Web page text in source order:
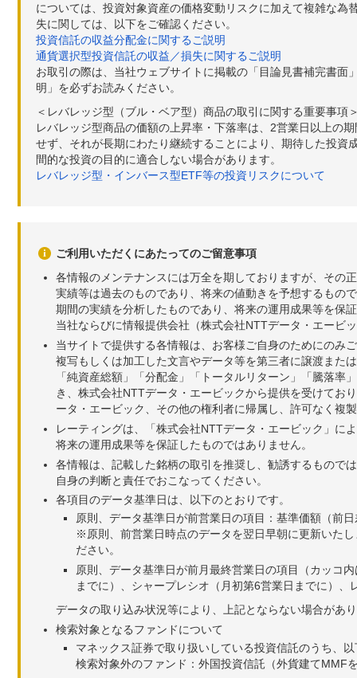
については、投資対象資産の価格変動リスクに加えて複雑な
失に関しては、以下をご確認ください。
投資信託の収益分配金に関するご説明
通貨選択型投資信託の収益／損失に関するご説明
お取引の際は、当社ウェブサイトに掲載の「目論見書補完書
明」を必ずお読みください。
＜レバレッジ型（ブル・ベア型）商品の取引に関する重要事項
レバレッジ型商品の価額の上昇率・下落率は、2営業日以上の
せず、それが長期にわたり継続することにより、期待した投
間的な投資の目的に適合しない場合があります。
レバレッジ型・インバース型ETF等の投資リスクについて
ご利用いただくにあたってのご留意事項
各情報のメンテナンスには万全を期しておりますが、その
実績等は過去のものであり、将来の値動きを予想するもの
期間の実績を分析したものであり、将来の運用成果等を保
当社ならびに情報提供会社（株式会社NTTデータ・エービ
当サイトで提供する各情報は、お客様ご自身のためにのみ
複写もしくは加工した文言やデータ等を第三者に譲渡また
「純資産総額」「分配金」「トータルリターン」「騰落
き、株式会社NTTデータ・エービックから提供を受けてお
ータ・エービック、その他の権利者に帰属し、許可なく複
レーティングは、「株式会社NTTデータ・エービック」に
将来の運用成果等を保証したものではありません。
各情報は、記載した銘柄の取引を推奨し、勧誘するもので
自身の判断と責任でおこなってください。
各項目のデータ基準日は、以下のとおりです。
原則、データ基準日が前営業日の項目：基準価額（前
※原則、前営業日時点のデータを翌日早朝に更新いた
ださい。
原則、データ基準日が前月最終営業日の項目（カッコ
までに）、シャープレシオ（月初第6営業日までに）
データの取り込み状況等により、上記とならない場合があ
検索対象となるファンドについて
マネックス証券で取り扱いしている投資信託のうち、
検索対象外のファンド：外国投資信託（外貨建てMMF